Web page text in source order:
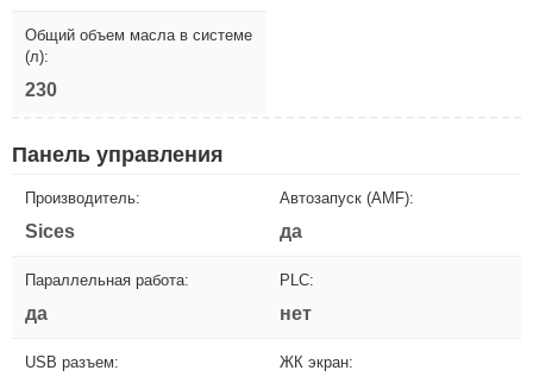
Общий объем масла в системе
(л):
230
Панель управления
Производитель:
Sices
Автозапуск (AMF):
да
Параллельная работа:
да
PLC:
нет
USB разъем: ЖК экран: